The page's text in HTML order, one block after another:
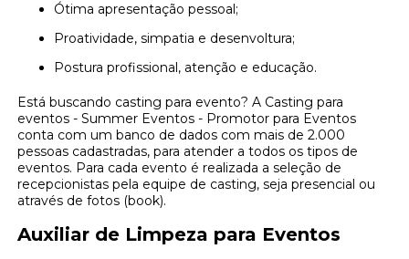
Ótima apresentação pessoal;
Proatividade, simpatia e desenvoltura;
Postura profissional, atenção e educação.
Está buscando casting para evento? A Casting para
eventos - Summer Eventos - Promotor para Eventos
conta com um banco de dados com mais de 2.000
pessoas cadastradas, para atender a todos os tipos de
eventos. Para cada evento é realizada a seleção de
recepcionistas pela equipe de casting, seja presencial ou
através de fotos (book).
Auxiliar de Limpeza para Eventos